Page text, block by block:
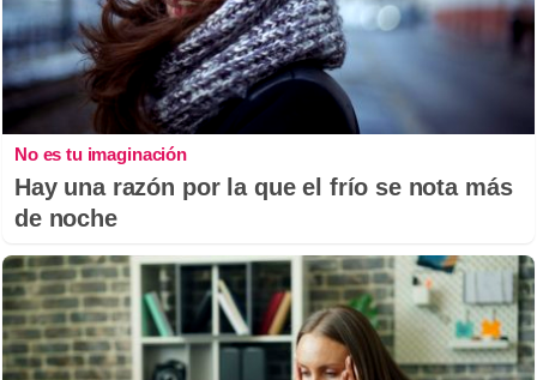
No es tu imaginación
Hay una razón por la que el frío se nota más
de noche